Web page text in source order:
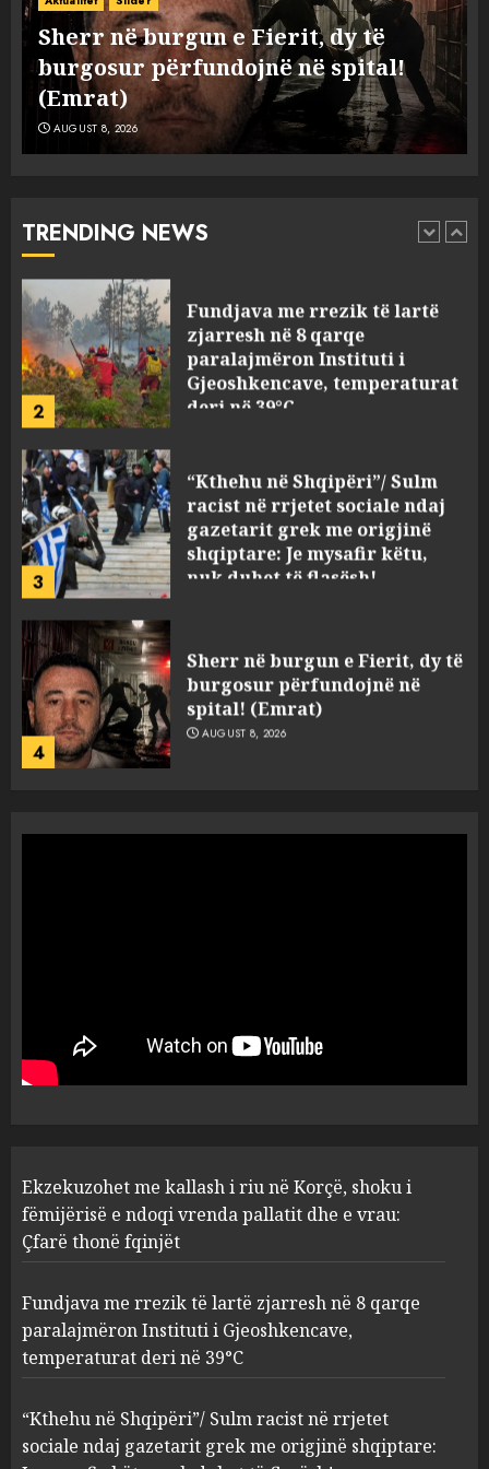
Tentoi të vriste me armë zjarri një
38-vjeçar/ Kapet në flagrancë autori
i dyshuar në Kavajë! (Emrat)
AUGUST 8, 2026
TRENDING NEWS
5
flagrancë autori i dyshuar në
Kavajë! (Emrat)
AUGUST 8, 2026
1
Ekzekuzohet me kallash i riu
AUGUST 8, 2026
2
Fundjava me rrezik të lartë
zjarresh në 8 qarqe
paralajmëron Instituti i
Gjeoshkencave, temperaturat
deri në 39°C
3
“Kthehu në Shqipëri”/ Sulm
racist në rrjetet sociale ndaj
gazetarit grek me origjinë
shqiptare: Je mysafir këtu,
nuk duhet të flasësh!
4
Sherr në burgun e Fierit, dy të
burgosur përfundojnë në
spital! (Emrat)
AUGUST 8, 2026
1
ndoqi vrenda pallatit dhe e
vrau: Çfarë thonë fqinjët
AUGUST 8, 2026
2
zjarresh në 8 qarqe
paralajmëron Instituti i
deri në 39°C
“Kthehu në Shqipëri”/ Sulm
racist në rrjetet sociale ndaj
gazetarit grek me origjinë
shqiptare: Je mysafir këtu,
nuk duhet të flasësh!
AUGUST 8, 2026
Ekzekuzohet me kallash i riu në Korçë, shoku i
fëmijërisë e ndoqi vrenda pallatit dhe e vrau:
Çfarë thonë fqinjët
Fundjava me rrezik të lartë zjarresh në 8 qarqe
paralajmëron Instituti i Gjeoshkencave,
temperaturat deri në 39°C
“Kthehu në Shqipëri”/ Sulm racist në rrjetet
sociale ndaj gazetarit grek me origjinë shqiptare: